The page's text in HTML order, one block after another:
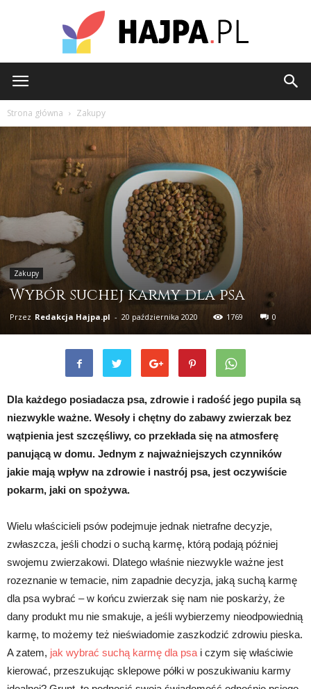
Strona główna Zakupy
Zakupy
Wybór suchej karmy dla psa
Przez Redakcja Hajpa.pl - 20 października 2020 1769 0
Dla każdego posiadacza psa, zdrowie i radość jego pupila są
niezwykle ważne. Wesoły i chętny do zabawy zwierzak bez
wątpienia jest szczęśliwy, co przekłada się na atmosferę
panującą w domu. Jednym z najważniejszych czynników
jakie mają wpływ na zdrowie i nastrój psa, jest oczywiście
pokarm, jaki on spożywa.
Wielu właścicieli psów podejmuje jednak nietrafne decyzje,
zwłaszcza, jeśli chodzi o suchą karmę, którą podają później
swojemu zwierzakowi. Dlatego właśnie niezwykle ważne jest
rozeznanie w temacie, nim zapadnie decyzja, jaką suchą karmę
dla psa wybrać – w końcu zwierzak się nam nie poskarży, że
dany produkt mu nie smakuje, a jeśli wybierzemy nieodpowiednią
karmę, to możemy też nieświadomie zaszkodzić zdrowiu pieska.
A zatem, jak wybrać suchą karmę dla psa i czym się właściwie
kierować, przeszukując sklepowe półki w poszukiwaniu karmy